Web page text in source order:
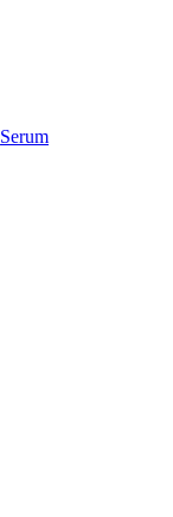
Serum